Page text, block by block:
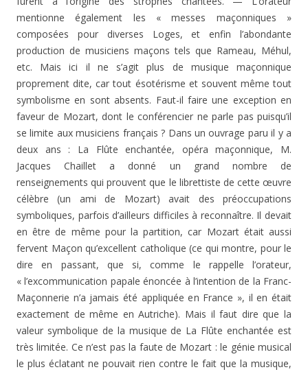
mentionne également les « messes maçonniques »
composées pour diverses Loges, et enfin l’abondante
production de musiciens maçons tels que Rameau, Méhul,
etc. Mais ici il ne s’agit plus de musique maçonnique
proprement dite, car tout ésotérisme et souvent même tout
symbolisme en sont absents. Faut-il faire une exception en
faveur de Mozart, dont le conférencier ne parle pas puisqu’il
se limite aux musiciens français ? Dans un ouvrage paru il y a
deux ans : La Flûte enchantée, opéra maçonnique, M.
Jacques Chaillet a donné un grand nombre de
renseignements qui prouvent que le librettiste de cette œuvre
célèbre (un ami de Mozart) avait des préoccupations
symboliques, parfois d’ailleurs difficiles à reconnaître. Il devait
en être de même pour la partition, car Mozart était aussi
fervent Maçon qu’excellent catholique (ce qui montre, pour le
dire en passant, que si, comme le rappelle l’orateur,
« l’excommunication papale énoncée à l’intention de la Franc-
Maçonnerie n’a jamais été appliquée en France », il en était
exactement de même en Autriche). Mais il faut dire que la
valeur symbolique de la musique de La Flûte enchantée est
très limitée. Ce n’est pas la faute de Mozart : le génie musical
le plus éclatant ne pouvait rien contre le fait que la musique,